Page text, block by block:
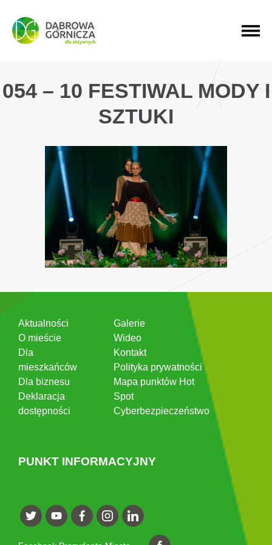
PRZEJDŹ DO MENU GŁÓWNEGO
PRZEJDŹ DO WYSZUKIWARKI
PRZEJDŹ DO TREŚCI
054 – 10 FESTIWAL MODY I
SZTUKI
Aktualności
O mieście
Dla
mieszkańców
Dla biznesu
Deklaracja
dostępności
Galerie
Wideo
Kontakt
Polityka prywatności
Mapa punktów Hot
Spot
Cyberbezpieczeństwo
PUNKT INFORMACYJNY